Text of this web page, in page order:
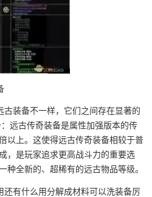
古装备不一样，它们之间存在显著的
远古传奇装备是属性加强版本的传
以上。这使得远古传奇装备相较于普
，是玩家追求更高战斗力的重要选
种全新的、超稀有的远古物品等级。
还有什么用分解成材料可以洗装备厉